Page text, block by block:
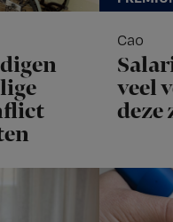
Cao
veel
deze